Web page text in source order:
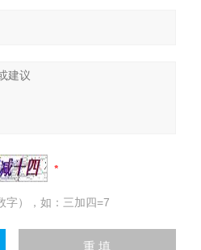
字），如：三加四=7